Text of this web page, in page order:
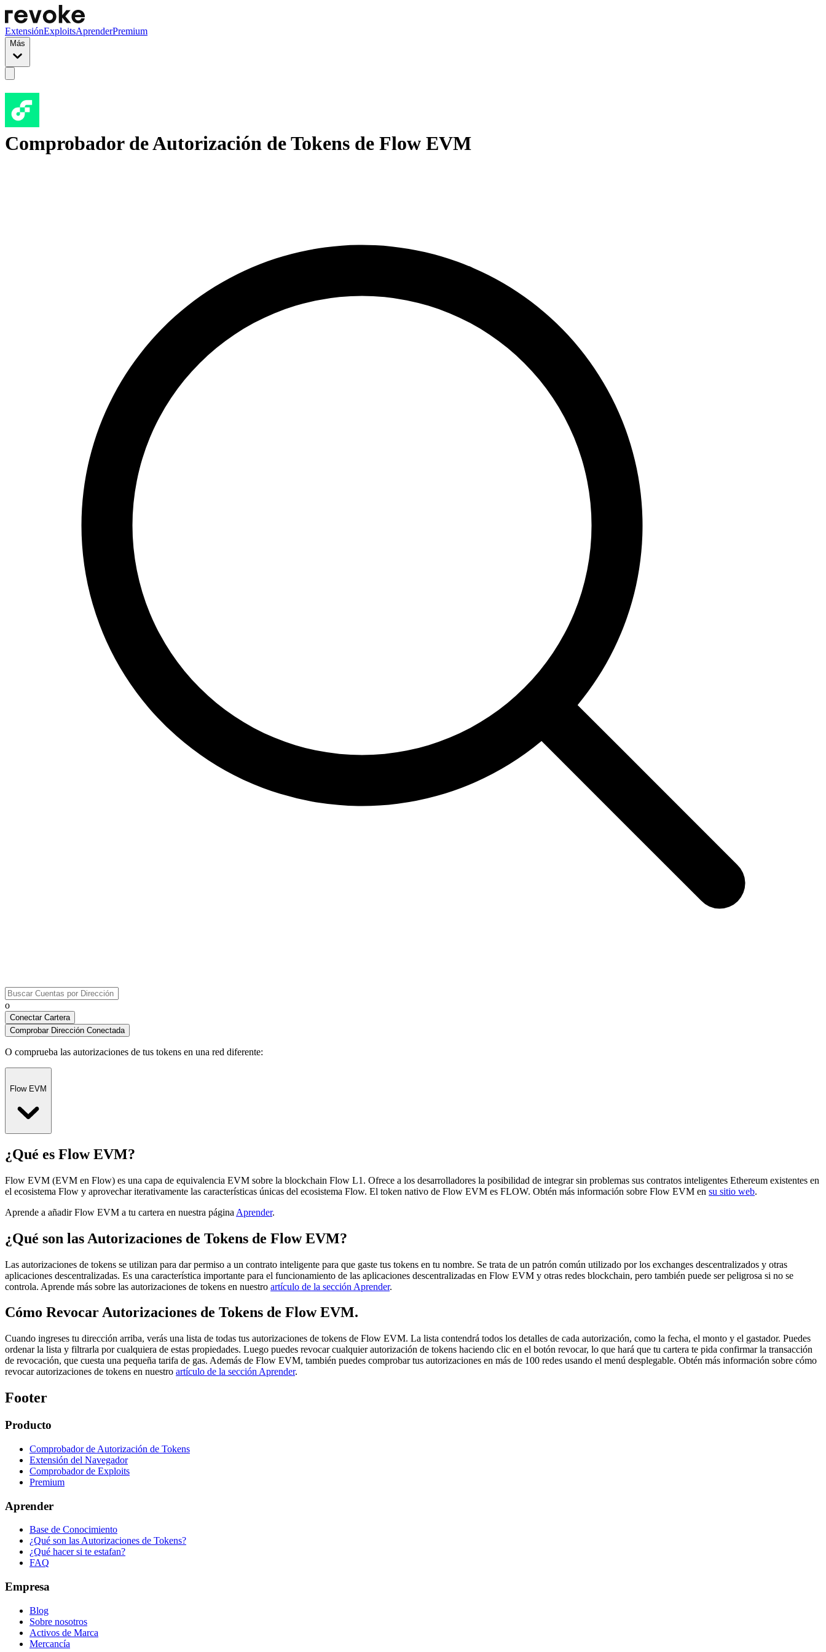
ExtensiónExploitsAprenderPremium
Más
Comprobador de Autorización de Tokens de Flow EVM
o
Conectar Cartera
Comprobar Dirección Conectada
O comprueba las autorizaciones de tus tokens en una red diferente:
Flow EVM
¿Qué es Flow EVM?
Flow EVM (EVM en Flow) es una capa de equivalencia EVM sobre la blockchain Flow L1. Ofrece a los desarrolladores la posibilidad de integrar sin problemas sus contratos inteligentes Ethereum existentes en
el ecosistema Flow y aprovechar iterativamente las características únicas del ecosistema Flow. El token nativo de Flow EVM es FLOW. Obtén más información sobre Flow EVM en su sitio web.
Aprende a añadir Flow EVM a tu cartera en nuestra página Aprender.
¿Qué son las Autorizaciones de Tokens de Flow EVM?
Las autorizaciones de tokens se utilizan para dar permiso a un contrato inteligente para que gaste tus tokens en tu nombre. Se trata de un patrón común utilizado por los exchanges descentralizados y otras
aplicaciones descentralizadas. Es una característica importante para el funcionamiento de las aplicaciones descentralizadas en Flow EVM y otras redes blockchain, pero también puede ser peligrosa si no se
controla. Aprende más sobre las autorizaciones de tokens en nuestro artículo de la sección Aprender.
Cómo Revocar Autorizaciones de Tokens de Flow EVM.
Cuando ingreses tu dirección arriba, verás una lista de todas tus autorizaciones de tokens de Flow EVM. La lista contendrá todos los detalles de cada autorización, como la fecha, el monto y el gastador. Puedes
ordenar la lista y filtrarla por cualquiera de estas propiedades. Luego puedes revocar cualquier autorización de tokens haciendo clic en el botón revocar, lo que hará que tu cartera te pida confirmar la transacción
de revocación, que cuesta una pequeña tarifa de gas. Además de Flow EVM, también puedes comprobar tus autorizaciones en más de 100 redes usando el menú desplegable. Obtén más información sobre cómo
revocar autorizaciones de tokens en nuestro artículo de la sección Aprender.
Footer
Producto
Comprobador de Autorización de Tokens
Extensión del Navegador
Comprobador de Exploits
Premium
Aprender
Base de Conocimiento
¿Qué son las Autorizaciones de Tokens?
¿Qué hacer si te estafan?
FAQ
Empresa
Blog
Sobre nosotros
Activos de Marca
Mercancía